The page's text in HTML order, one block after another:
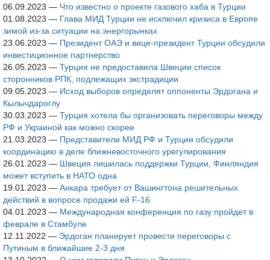
06.09.2023 — Что известно о проекте газового хаба в Турции
01.08.2023 — Глава МИД Турции не исключил кризиса в Европе
зимой из-за ситуации на энергорынках
23.06.2023 — Президент ОАЭ и вице-президент Турции обсудили
инвестиционное партнерство
26.05.2023 — Турция не предоставила Швеции список
сторонников РПК, подлежащих экстрадиции
09.05.2023 — Исход выборов определят оппоненты Эрдогана и
Кылычдароглу
30.03.2023 — Турция хотела бы организовать переговоры между
РФ и Украиной как можно скорее
21.03.2023 — Представители МИД РФ и Турции обсудили
координацию в деле ближневосточного урегулирования
26.01.2023 — Швеция лишилась поддержки Турции, Финляндия
может вступить в НАТО одна
19.01.2023 — Анкара требует от Вашингтона решительных
действий в вопросе продажи ей F-16
04.01.2023 — Международная конференция по газу пройдет в
феврале в Стамбуле
12.11.2022 — Эрдоган планирует провести переговоры с
Путиным в ближайшие 2-3 дня